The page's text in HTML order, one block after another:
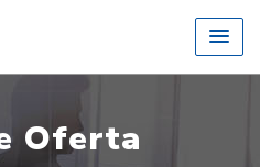
Oferta